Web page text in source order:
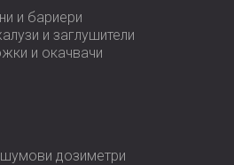
и бариери
и заглушители
и окачвачи
дозиметри